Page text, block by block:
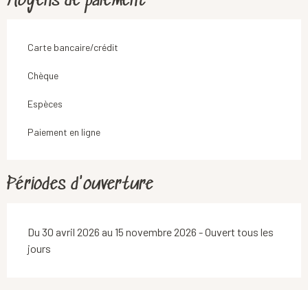
Carte bancaire/crédit
Chèque
Espèces
Paiement en ligne
Périodes d'ouverture
Du 30 avril 2026 au 15 novembre 2026 - Ouvert tous les
jours